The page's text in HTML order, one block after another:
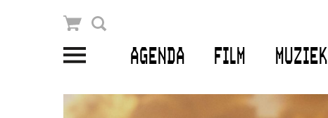
AGENDA FILM MUZIEK
Winkelmandje
PLAN JE BEZOEK